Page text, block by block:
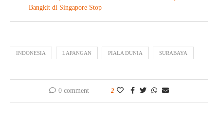
Bangkit di Singapore Stop
INDONESIA LAPANGAN PIALA DUNIA SURABAYA
0 comment 2